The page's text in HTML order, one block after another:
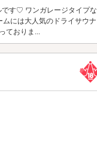
です♡ ワンガレージタイプな
には大人気のドライサウナ
ておりま...